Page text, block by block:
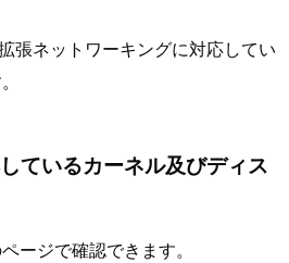
張ネットワーキングに対応してい
ているカーネル及びディス
ージで確認できます。